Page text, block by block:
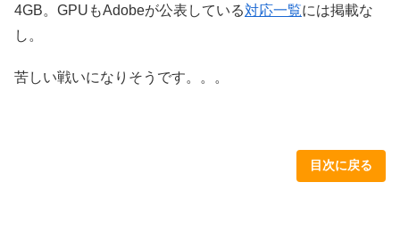
4GB。GPUもAdobeが公表している対応一覧には掲載な
し。
苦しい戦いになりそうです。。。
目次に戻る